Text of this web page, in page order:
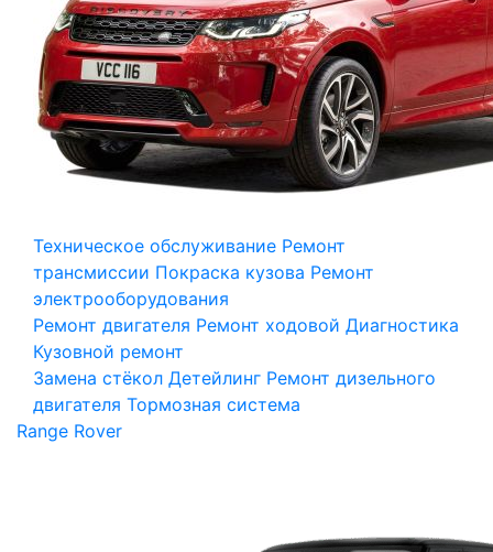
Техническое обслуживание Ремонт
трансмиссии Покраска кузова Ремонт
электрооборудования
Ремонт двигателя Ремонт ходовой Диагностика
Кузовной ремонт
Замена стёкол Детейлинг Ремонт дизельного
двигателя Тормозная система
Range Rover